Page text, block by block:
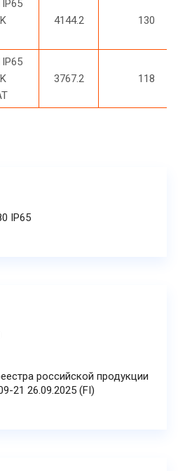
IP65
4144.2 130
3767.2 118
IP65
российской продукции
21 26.09.2025 (FI)